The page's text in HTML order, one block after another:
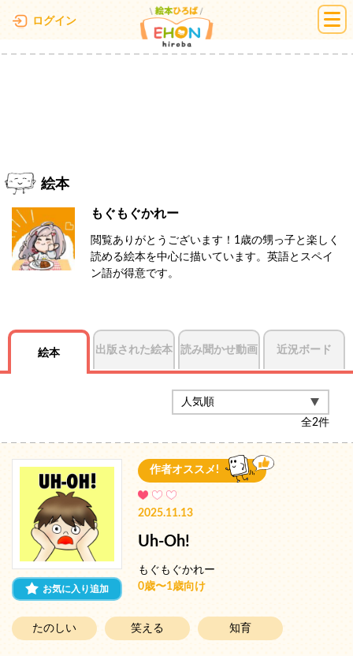
ログイン 絵本ひろば
絵本
もぐもぐかれー
閲覧ありがとうございます！1歳の甥っ子と楽しく
読める絵本を中心に描いています。英語とスペイ
ン語が得意です。
絵本 出版された絵本 読み聞かせ動画 近況ボード
全2件
お気に入り追加
作者オススメ!
2025.11.13
Uh-Oh!
もぐもぐかれー
0歳〜1歳向け
たのしい 笑える 知育